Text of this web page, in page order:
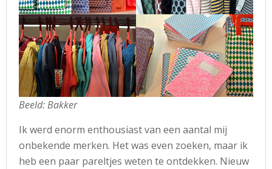
Beeld: Bakker
Ik werd enorm enthousiast van een aantal mij
onbekende merken. Het was even zoeken, maar ik
heb een paar pareltjes weten te ontdekken. Nieuw